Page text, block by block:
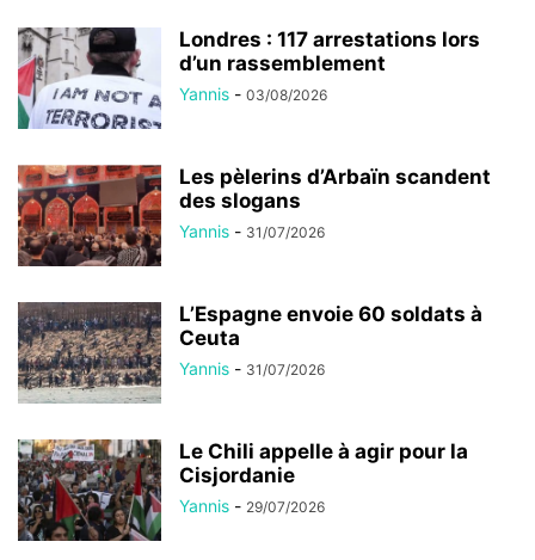
Londres : 117 arrestations lors
d’un rassemblement
Yannis - 03/08/2026
Les pèlerins d’Arbaïn scandent
des slogans
Yannis - 31/07/2026
L’Espagne envoie 60 soldats à
Ceuta
Yannis - 31/07/2026
Le Chili appelle à agir pour la
Cisjordanie
Yannis - 29/07/2026